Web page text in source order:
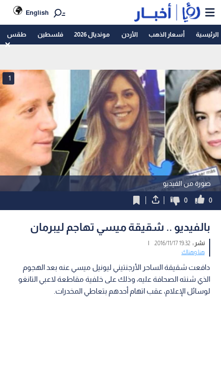
English
الرئيسية أسعار الذهب الأردن مونديال 2026 فلسطين طقس
صورة من الفيديو
1
0
0
بالفيديو .. شقيقة ميسي تهاجم ليبرمان
نشر :19:32 2016/11/17
|
هنا وهناك
دافعت شقيقة الساحر الأرجنتيني ليونيل ميسي عنه بعد الهجوم
الذي شنته الصحافة عليه، وذلك على خلفية مقاطعة لاعبي التانغو
لوسائل الإعلام، عقب اتهام أحدهم بتعاطي المخدرات.